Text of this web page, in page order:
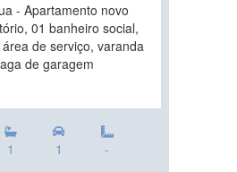
- Apartamento novo
01 banheiro social,
de serviço, varanda
de garagem
1 1 -